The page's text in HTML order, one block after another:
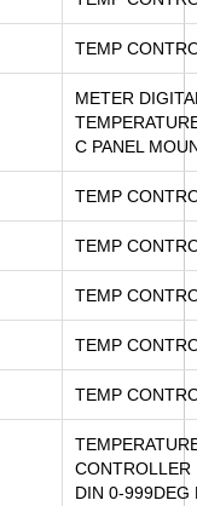
TEMP
METER
C PANEL
TEMP
TEMP
TEMP
TEMP
TEMP
CONTROLLER
DIN 0-999DEG